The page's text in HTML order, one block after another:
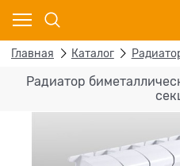
Главная Каталог
Радиатор